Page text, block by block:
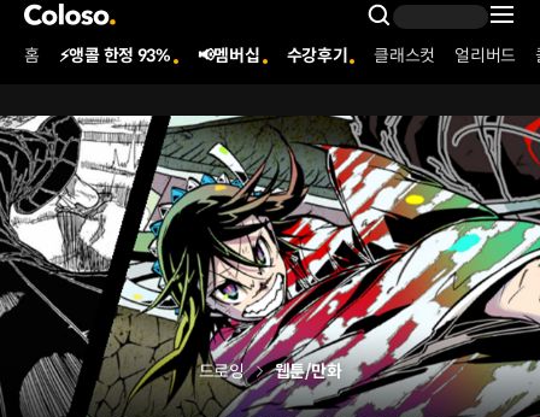
콜로소
Search
Coloso Menu
홈 ⚡앵콜 한정 93% 📢멤버십 수강후기 클래스컷 얼리버드
드로잉 웹툰/만화